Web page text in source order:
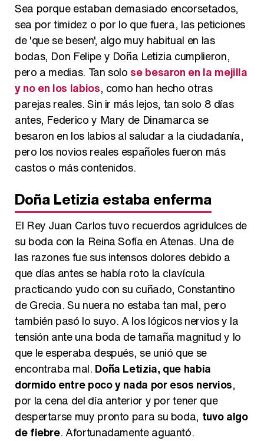
Sea porque estaban demasiado encorsetados,
sea por timidez o por lo que fuera, las peticiones
de 'que se besen', algo muy habitual en las
bodas, Don Felipe y Doña Letizia cumplieron,
pero a medias. Tan solo se besaron en la mejilla
y no en los labios, como han hecho otras
parejas reales. Sin ir más lejos, tan solo 8 días
antes, Federico y Mary de Dinamarca se
besaron en los labios al saludar a la ciudadanía,
pero los novios reales españoles fueron más
castos o más contenidos.
Doña Letizia estaba enferma
El Rey Juan Carlos tuvo recuerdos agridulces de
su boda con la Reina Sofía en Atenas. Una de
las razones fue sus intensos dolores debido a
que días antes se había roto la clavícula
practicando yudo con su cuñado, Constantino
de Grecia. Su nuera no estaba tan mal, pero
también pasó lo suyo. A los lógicos nervios y la
tensión ante una boda de tamaña magnitud y lo
que le esperaba después, se unió que se
encontraba mal. Doña Letizia, que había
dormido entre poco y nada por esos nervios,
por la cena del día anterior y por tener que
despertarse muy pronto para su boda, tuvo algo
de fiebre. Afortunadamente aguantó.